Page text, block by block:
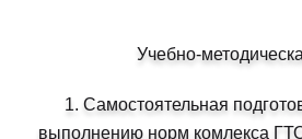
Учебно-
1. Самостоятельная
выполнению норм комлекса